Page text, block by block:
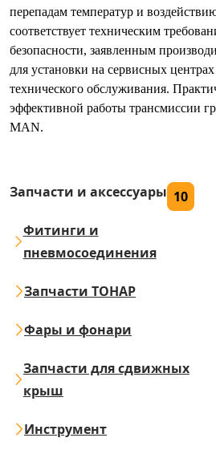
перепадам температур и
соответствует техническим
безопасности, заявленным
для установки на сервисных
технического обслуживания.
эффективной работы трансмиссии
MAN.
Запчасти и аксессуары 10
Фитинги и
пневмосоединения
Запчасти ТОНАР
Фары и фонари
Запчасти для сдвижных
крыш
Инструмент